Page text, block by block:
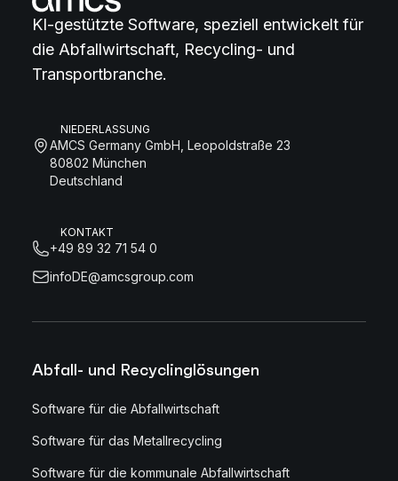
KI-gestützte Software, speziell entwickelt für
die Abfallwirtschaft, Recycling- und
Transportbranche.
NIEDERLASSUNG
AMCS Germany GmbH, Leopoldstraße 23
80802 München
Deutschland
KONTAKT
+49 89 32 71 54 0
infoDE@amcsgroup.com
Abfall- und Recyclinglösungen
Software für die Abfallwirtschaft
Software für das Metallrecycling
Software für die kommunale Abfallwirtschaft